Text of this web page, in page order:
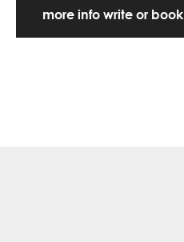
more info write or